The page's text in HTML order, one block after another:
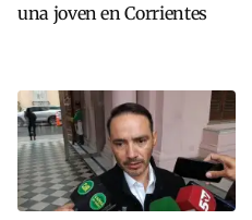
una joven en Corrientes